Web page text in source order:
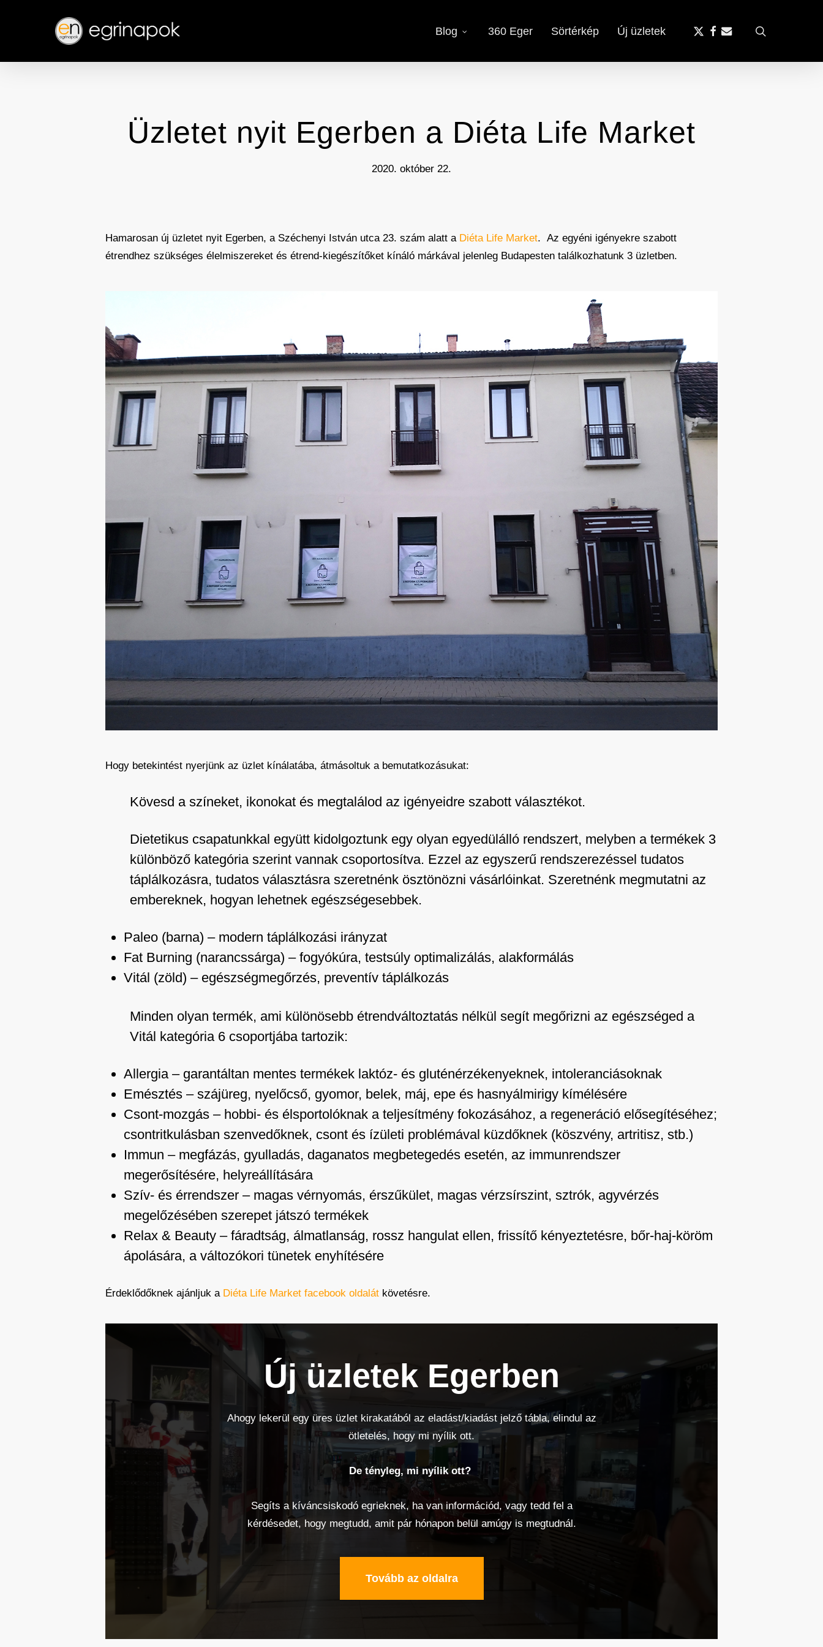
content
Blog 360 Eger Sörtérkép Új üzletek
x-
facebook
email
Üzletet nyit Egerben a Diéta Life Market
2020. október 22.
Hamarosan új üzletet nyit Egerben, a Széchenyi István utca 23. szám alatt a Diéta Life Market. Az egyéni igényekre szabott
étrendhez szükséges élelmiszereket és étrend-kiegészítőket kínáló márkával jelenleg Budapesten találkozhatunk 3 üzletben.
Hogy betekintést nyerjünk az üzlet kínálatába, átmásoltuk a bemutatkozásukat:
Kövesd a színeket, ikonokat és megtalálod az igényeidre szabott választékot.
Dietetikus csapatunkkal együtt kidolgoztunk egy olyan egyedülálló rendszert, melyben a termékek 3
különböző kategória szerint vannak csoportosítva. Ezzel az egyszerű rendszerezéssel tudatos
táplálkozásra, tudatos választásra szeretnénk ösztönözni vásárlóinkat. Szeretnénk megmutatni az
embereknek, hogyan lehetnek egészségesebbek.
Paleo (barna) – modern táplálkozási irányzat
Fat Burning (narancssárga) – fogyókúra, testsúly optimalizálás, alakformálás
Vitál (zöld) – egészségmegőrzés, preventív táplálkozás
Minden olyan termék, ami különösebb étrendváltoztatás nélkül segít megőrizni az egészséged a
Vitál kategória 6 csoportjába tartozik:
Allergia – garantáltan mentes termékek laktóz- és gluténérzékenyeknek, intoleranciásoknak
Emésztés – szájüreg, nyelőcső, gyomor, belek, máj, epe és hasnyálmirigy kímélésére
Csont-mozgás – hobbi- és élsportolóknak a teljesítmény fokozásához, a regeneráció elősegítéséhez;
csontritkulásban szenvedőknek, csont és ízületi problémával küzdőknek (köszvény, artritisz, stb.)
Immun – megfázás, gyulladás, daganatos megbetegedés esetén, az immunrendszer
megerősítésére, helyreállítására
Szív- és érrendszer – magas vérnyomás, érszűkület, magas vérzsírszint, sztrók, agyvérzés
megelőzésében szerepet játszó termékek
Relax & Beauty – fáradtság, álmatlanság, rossz hangulat ellen, frissítő kényeztetésre, bőr-haj-köröm
ápolására, a változókori tünetek enyhítésére
Érdeklődőknek ajánljuk a Diéta Life Market facebook oldalát követésre.
Új üzletek Egerben
Ahogy lekerül egy üres üzlet kirakatából az eladást/kiadást jelző tábla, elindul az
ötletelés, hogy mi nyílik ott.
De tényleg, mi nyílik ott?
Segíts a kíváncsiskodó egrieknek, ha van információd, vagy tedd fel a
kérdésedet, hogy megtudd, amit pár hónapon belül amúgy is megtudnál.
Tovább az oldalra